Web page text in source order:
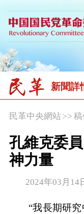
新聞詳
民革中央網站>>
孔維克委
神力量
2024年03月14
“我長期研